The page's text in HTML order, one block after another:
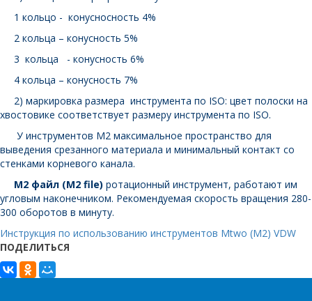
1 кольцо - конусносность 4%
2 кольца – конусность 5%
3 кольца - конусность 6%
4 кольца – конусность 7%
2) маркировка размера инструмента по ISO: цвет полоски на
хвостовике соответствует размеру инструмента по ISO.
У инструментов М2 максимальное пространство для
выведения срезанного материала и минимальный контакт со
стенками корневого канала.
М2 файл (М2 file) ротационный инструмент, работают им
угловым наконечником. Рекомендуемая скорость вращения 280-
300 оборотов в минуту.
Инструкция по использованию инструментов Mtwo (M2) VDW
ПОДЕЛИТЬСЯ